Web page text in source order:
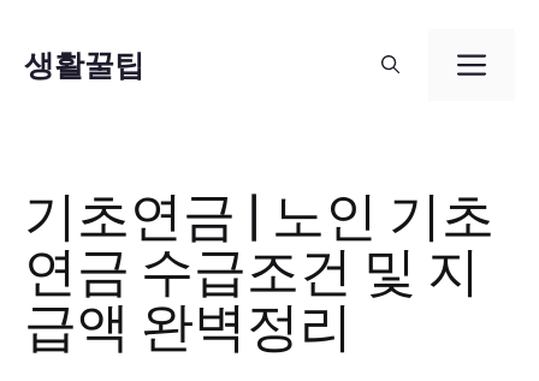
생활꿀팁
메
기초연금 | 노인 기초
연금 수급조건 및 지
급액 완벽정리